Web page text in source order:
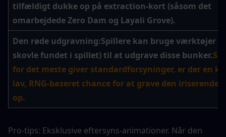
tilfældigt dukke op på extraction-kort (såsom det
omarbejdede Zero Dam og Layali Grove).
Den røde udgravning:Spillere kan bruge værktøjer
skovle fundet i spillet) til at udgrave disse bunker.
for det meste giver standardforsyninger, er der en
lav, RNG-baseret chance for at grave den iriserende
op.
Pro-tips: Eksklusive eftersyns-animationer. Når den